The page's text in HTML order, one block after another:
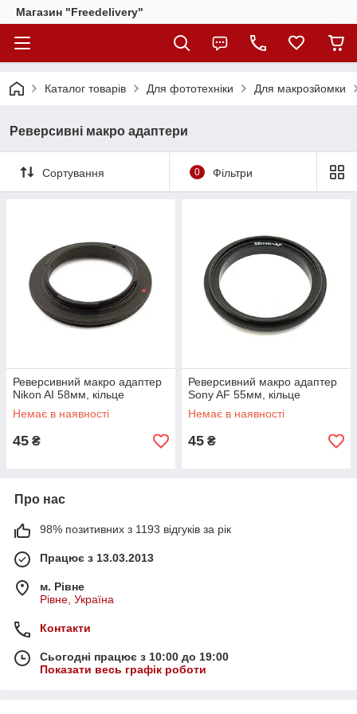
Магазин "Freedelivery"
Каталог товарів Для фототехніки Для макрозйомки
Реверсивні макро адаптери
Сортування 0 Фільтри
Реверсивний макро адаптер
Nikon AI 58мм, кільце
Немає в наявності
45 ₴
Реверсивний макро адаптер
Sony AF 55мм, кільце
Немає в наявності
45 ₴
Про нас
98% позитивних з 1193 відгуків за рік
Працює з 13.03.2013
м. Рівне
Рівне, Україна
Контакти
Сьогодні працює з 10:00 до 19:00
Показати весь графік роботи